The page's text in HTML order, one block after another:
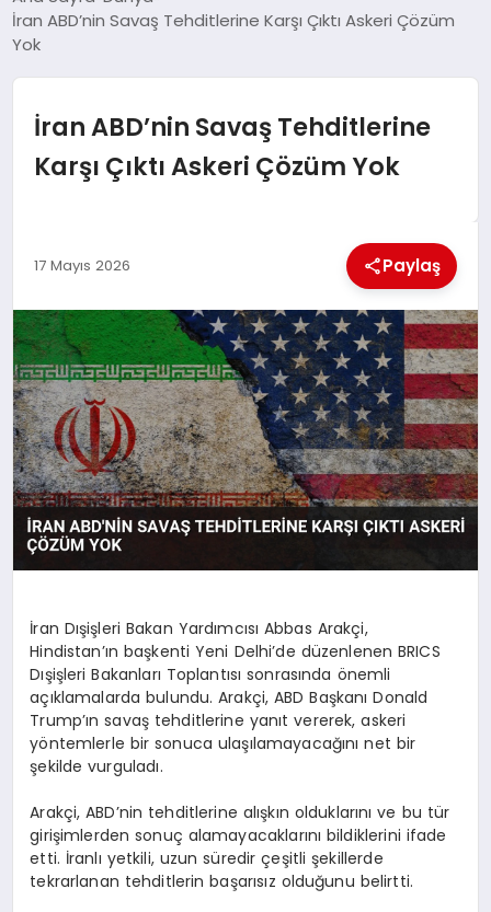
GÜNDEM
DÜNYA
EĞITIM
MAGAZIN
SAĞLIK
SIYASET
SPOR
TEKNOLOJI
İran ABD’nin Savaş Tehditlerine Karşı Çıktı Askeri Çözüm
Yok
İran ABD’nin Savaş Tehditlerine
Karşı Çıktı Askeri Çözüm Yok
17 Mayıs 2026 Paylaş
İran Dışişleri Bakan Yardımcısı Abbas Arakçi,
Hindistan’ın başkenti Yeni Delhi’de düzenlenen BRICS
Dışişleri Bakanları Toplantısı sonrasında önemli
açıklamalarda bulundu. Arakçi, ABD Başkanı Donald
Trump’ın savaş tehditlerine yanıt vererek, askeri
yöntemlerle bir sonuca ulaşılamayacağını net bir
şekilde vurguladı.
Arakçi, ABD’nin tehditlerine alışkın olduklarını ve bu tür
girişimlerden sonuç alamayacaklarını bildiklerini ifade
etti. İranlı yetkili, uzun süredir çeşitli şekillerde
tekrarlanan tehditlerin başarısız olduğunu belirtti.